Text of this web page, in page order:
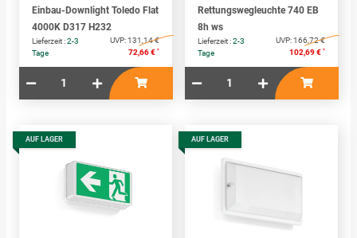
Einbau-Downlight Toledo Flat
4000K D317 H232
Lieferzeit :2-3
Tage
UVP:131,14 €
72,66 € *
Rettungswegleuchte 740 EB
8h ws
Lieferzeit :2-3
Tage
UVP:166,72 €
102,69 € *
AUF LAGER AUF LAGER